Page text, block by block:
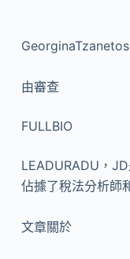
GeorginaTzanetos
由審查
FULLBIO
LEADURADU，
佔據了稅法分析師
文章關於